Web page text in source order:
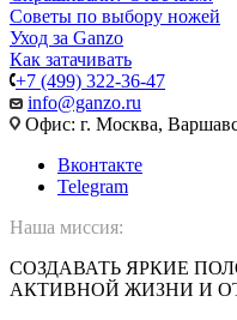
Советы по выбору ножей
Уход за Ganzo
Как затачивать
+7 (499) 322-36-47
info@ganzo.ru
Офис: г. Москва,
Вконтакте
Telegram
Наша миссия:
СОЗДАВАТЬ ЯРКИЕ
АКТИВНОЙ ЖИЗНИ И